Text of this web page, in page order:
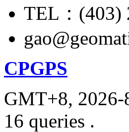
TEL：(403)
CPGPS
GMT+8, 2026-
16 queries .